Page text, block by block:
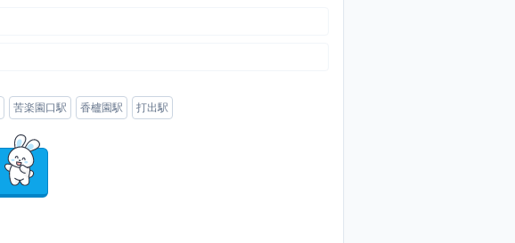
苦楽園口駅 香櫨園駅 打出駅